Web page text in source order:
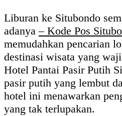
Liburan ke Situbondo
adanya– Kode Pos
memudahkan pencarian
destinasi wisata yang
Hotel Pantai Pasir Putih
pasir putih yang lembut
hotel ini menawarkan
yang tak terlupakan.